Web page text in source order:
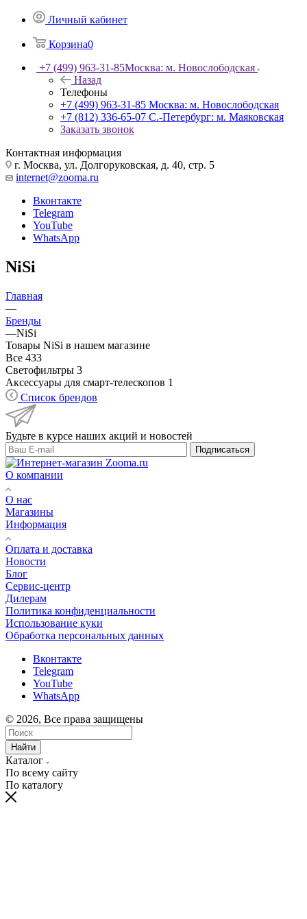
Личный кабинет
Корзина0
+7 (499) 963-31-85Москва: м. Новослободская
Назад
Телефоны
+7 (499) 963-31-85 Москва: м. Новослободская
+7 (812) 336-65-07 С.-Петербург: м. Маяковская
Заказать звонок
Контактная информация
г. Москва, ул. Долгоруковская, д. 40, стр. 5
internet@zooma.ru
Вконтакте
Telegram
YouTube
WhatsApp
NiSi
Главная
—
Бренды
—NiSi
Товары NiSi в нашем магазине
Все 433
Светофильтры 3
Аксессуары для смарт-телескопов 1
Список брендов
Будьте в курсе наших акций и новостей
Подписаться
О компании
О нас
Магазины
Информация
Оплата и доставка
Новости
Блог
Сервис-центр
Дилерам
Политика конфиденциальности
Использование куки
Обработка персональных данных
Вконтакте
Telegram
YouTube
WhatsApp
© 2026, Все права защищены
Найти
Каталог
По всему сайту
По каталогу